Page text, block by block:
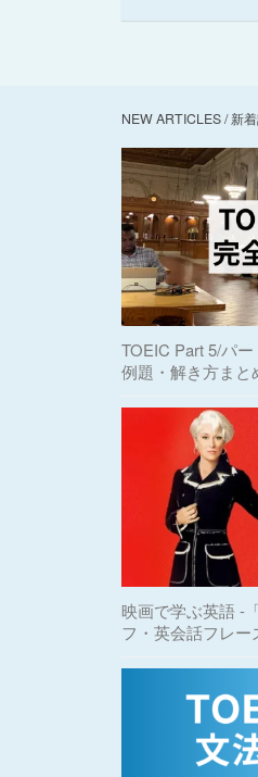
NEW ARTICLES / 新
TOEIC Part 5/パ
例題・解き方まと
映画で学ぶ英語 -
フ・英会話フレー